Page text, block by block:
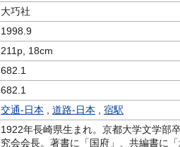
大巧社
1998.9
211p, 18cm
682.1
682.1
交通-日本 道路-日本
宿駅
1922年長崎県生まれ。京都大学文学部
究会会長。著書に「国府」、共編書に